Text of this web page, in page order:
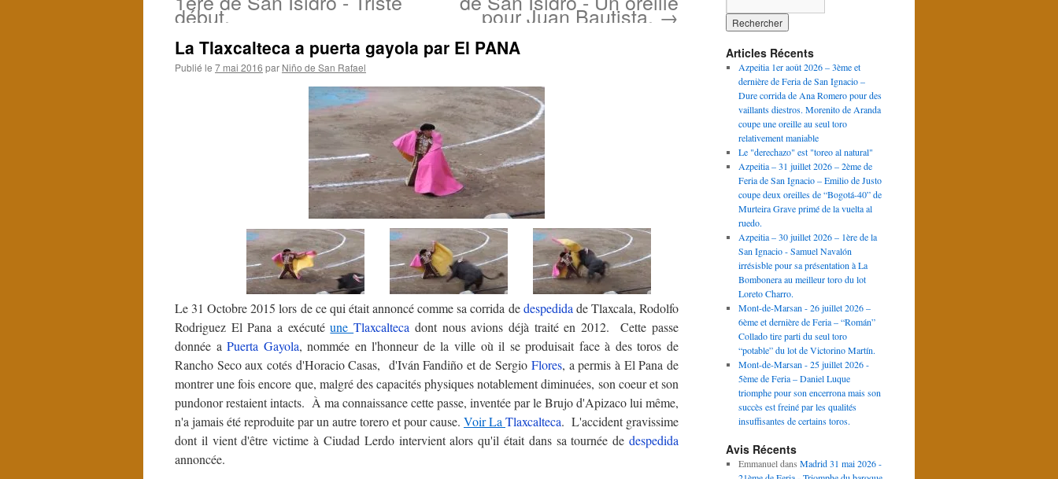
début. pour Juan Bautista.→
La Tlaxcalteca a puerta gayola par El PANA
Publié le 7 mai 2016 par Niño de San Rafael
Le 31 Octobre 2015 lors de ce qui était annoncé comme sa corrida dedespedida de Tlaxcala, Rodolfo
Rodriguez El Pana a exécutéuneTlaxcalteca dont nous avions déjà traité en 2012. Cette passe
donnée aPuerta Gayola, nommée en l'honneur de la ville où il se produisait face à des toros de
Rancho Seco aux cotés d'Horacio Casas, d'Iván Fandiño et de Sergio Flores, a permis à El Pana de
montrer une fois encore que, malgré des capacités physiques notablement diminuées, son coeur et son
pundonor restaient intacts. À ma connaissance cette passe, inventée par le Brujo d'Apizaco lui même,
n'a jamais été reproduite par un autre torero et pour cause. Voir La Tlaxcalteca. L'accident gravissime
dont il vient d'être victime à Ciudad Lerdo intervient alors qu'il était dans sa tournée de despedida
annoncée.
Articles Récents
Azpeitia 1er août 2026 – 3ème et
dernière de Feria de San Ignacio –
Dure corrida de Ana Romero pour des
vaillants diestros. Morenito de Aranda
coupe une oreille au seul toro
relativement maniable
Le "derechazo" est "toreo al natural"
Azpeitia – 31 juillet 2026 – 2ème de
Feria de San Ignacio – Emilio de Justo
coupe deux oreilles de “Bogotá-40” de
Murteira Grave primé de la vuelta al
ruedo.
Azpeitia – 30 juillet 2026 – 1ère de la
San Ignacio - Samuel Navalón
irrésisble pour sa présentation à La
Bombonera au meilleur toro du lot
Loreto Charro.
Mont-de-Marsan - 26 juillet 2026 –
6ème et dernière de Feria – “Román”
Collado tire parti du seul toro
“potable” du lot de Victorino Martín.
Mont-de-Marsan - 25 juillet 2026 -
5ème de Feria – Daniel Luque
triomphe pour son encerrona mais son
succès est freiné par les qualités
insuffisantes de certains toros.
Avis Récents
Emmanueldans Madrid 31 mai 2026 -